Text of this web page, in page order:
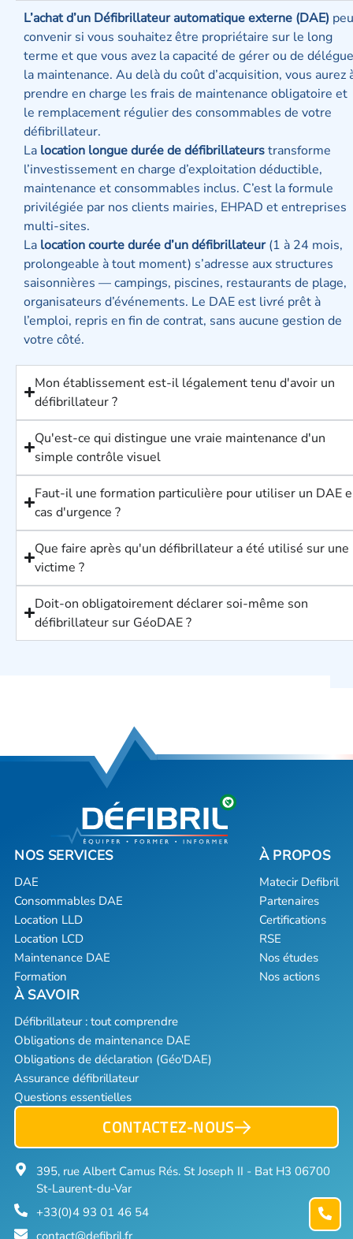
L’achat d’un Défibrillateur automatique externe (DAE)
convenir si vous souhaitez être propriétaire sur le long
terme et que vous avez la capacité de gérer ou de
la maintenance. Au delà du coût d’acquisition, vous aurez
prendre en charge les frais de maintenance obligatoire et
le remplacement régulier des consommables de votre
défibrillateur.
La location longue durée de défibrillateurstransforme
l’investissement en charge d’exploitation déductible,
maintenance et consommables inclus. C’est la formule
privilégiée par nos clients mairies, EHPAD et entreprises
multi-sites.
La location courte durée d’un défibrillateur(1 à 24 mois,
prolongeable à tout moment) s’adresse aux structures
saisonnières — campings, piscines, restaurants de plage,
organisateurs d’événements. Le DAE est livré prêt à
l’emploi, repris en fin de contrat, sans aucune gestion de
votre côté.
Mon établissement est-il légalement tenu d'avoir un
défibrillateur ?
Qu'est-ce qui distingue une vraie maintenance d'un
simple contrôle visuel
Faut-il une formation particulière pour utiliser un DAE
cas d'urgence ?
Que faire après qu'un défibrillateur a été utilisé sur une
victime ?
Doit-on obligatoirement déclarer soi-même son
défibrillateur sur GéoDAE ?
DAE
Consommables DAE
Location LLD
Location LCD
Maintenance DAE
Formation
Matecir Defibril
Partenaires
Certifications
RSE
Nos études
Nos actions
Défibrillateur : tout comprendre
Obligations de maintenance DAE
Obligations de déclaration (Géo'DAE)
Assurance défibrillateur
Questions essentielles
CONTACTEZ-NOUS
395, rue Albert Camus Rés. St Joseph II - Bat H3 06700
St-Laurent-du-Var
+33(0)4 93 01 46 54